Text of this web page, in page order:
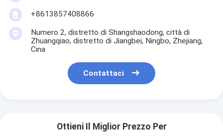
+8613857408866
Numero 2, distretto di Shangshaodong, città di
Zhuangqiao, distretto di Jiangbei, Ningbo, Zhejiang,
Cina
Contattaci
Ottieni Il Miglior Prezzo Per